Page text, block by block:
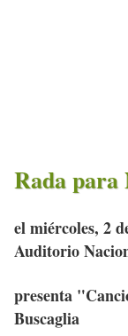
Rada para
el miércoles, 2
Auditorio
presenta
Buscaglia